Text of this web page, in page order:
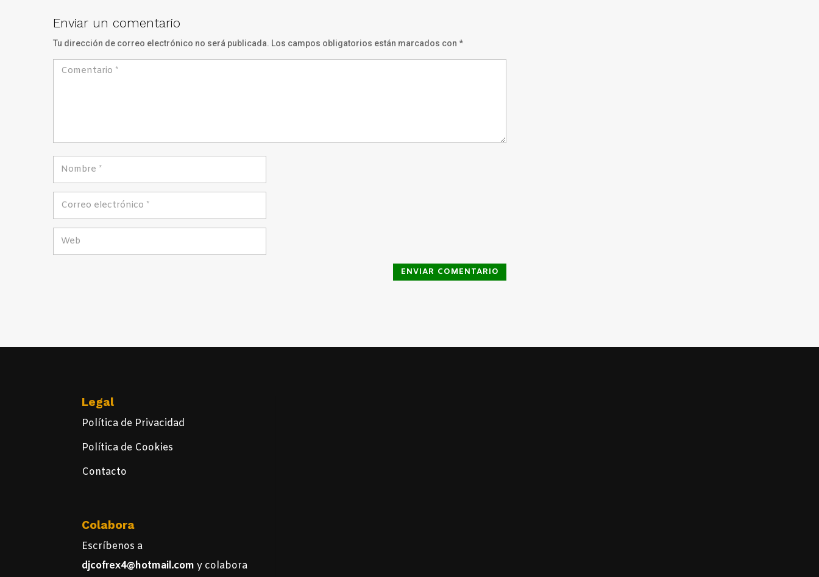
Enviar un comentario
Tu dirección de correo electrónico no será publicada. Los campos obligatorios están marcados con*
ENVIAR COMENTARIO
Legal
Política de Privacidad
Política de Cookies
Contacto
Colabora
Escríbenos a
djcofrex4@hotmail.comy colabora